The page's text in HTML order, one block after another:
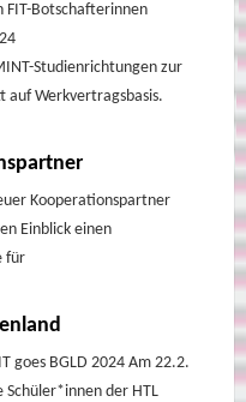
FIT-Botschafterinnen
Studienrichtungen zur
auf Werkvertragsbasis.
Kooperationspartner
Einblick einen
für
goes BGLD 2024 Am 22.2.
Schüler*innen der HTL